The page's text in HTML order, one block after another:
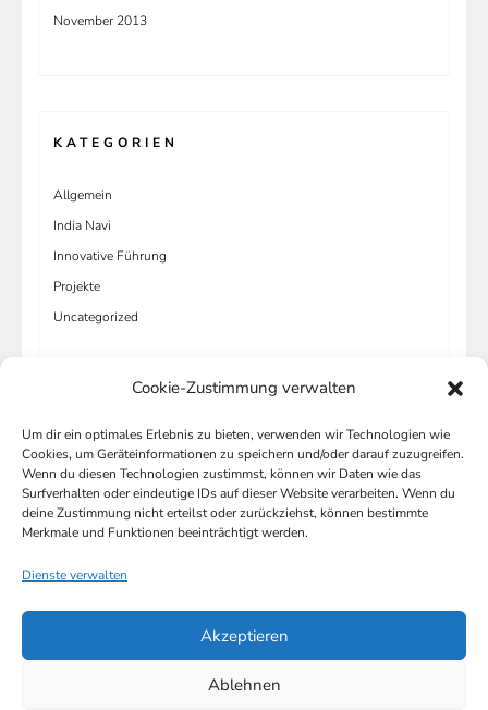
Cookie-Zustimmung verwalten
Um dir ein optimales Erlebnis zu bieten, verwenden wir Technologien wie
Cookies, um Geräteinformationen zu speichern und/oder darauf zuzugreifen.
Wenn du diesen Technologien zustimmst, können wir Daten wie das
Surfverhalten oder eindeutige IDs auf dieser Website verarbeiten. Wenn du
deine Zustimmung nicht erteilst oder zurückziehst, können bestimmte
Merkmale und Funktionen beeinträchtigt werden.
Dienste verwalten
Akzeptieren
Ablehnen
November 2013
KATEGORIEN
Allgemein
India Navi
Innovative Führung
Projekte
Uncategorized
META
Anmelden
Eintrags-Feed
WordPress.org